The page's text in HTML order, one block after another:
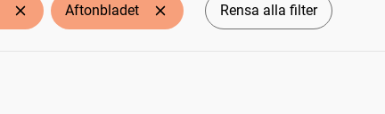
Aftonbladet Rensa alla filter